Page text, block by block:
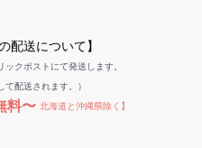
配送について】
クポストにて発送します。
て配送されます。）
料〜 北海道と沖縄県除く】